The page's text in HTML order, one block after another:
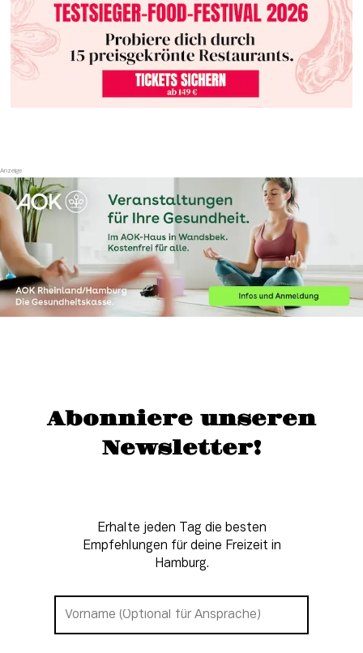
Abonniere unseren
Newsletter!
Erhalte jeden Tag die besten
Empfehlungen für deine Freizeit in
Hamburg.